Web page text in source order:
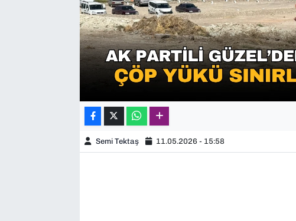
Semi Tektaş 11.05.2026 - 15:58
YEREL YÖNETİMLER